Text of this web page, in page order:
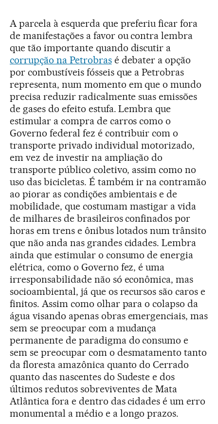
A parcela à esquerda que preferiu ficar fora
de manifestações a favor ou contra lembra
que tão importante quando discutir a
corrupção na Petrobrasé debater a opção
por combustíveis fósseis que a Petrobras
representa, num momento em que o mundo
precisa reduzir radicalmente suas emissões
de gases do efeito estufa. Lembra que
estimular a compra de carros como o
Governo federal fez é contribuir com o
transporte privado individual motorizado,
em vez de investir na ampliação do
transporte público coletivo, assim como no
uso das bicicletas. É também ir na contramão
ao piorar as condições ambientais e de
mobilidade, que costumam mastigar a vida
de milhares de brasileiros confinados por
horas em trens e ônibus lotados num trânsito
que não anda nas grandes cidades. Lembra
ainda que estimular o consumo de energia
elétrica, como o Governo fez, é uma
irresponsabilidade não só econômica, mas
socioambiental, já que os recursos são caros e
finitos. Assim como olhar para o colapso da
água visando apenas obras emergenciais, mas
sem se preocupar com a mudança
permanente de paradigma do consumo e
sem se preocupar com o desmatamento tanto
da floresta amazônica quanto do Cerrado
quanto das nascentes do Sudeste e dos
últimos redutos sobreviventes de Mata
Atlântica fora e dentro das cidades é um erro
monumental a médio e a longo prazos.